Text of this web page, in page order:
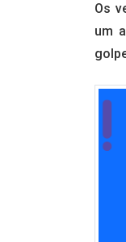
Os
um